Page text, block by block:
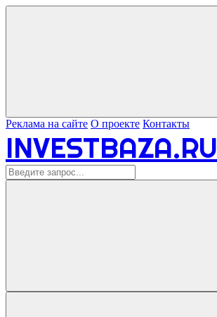
Реклама на сайте О проекте Контакты
INVESTBAZA.RU